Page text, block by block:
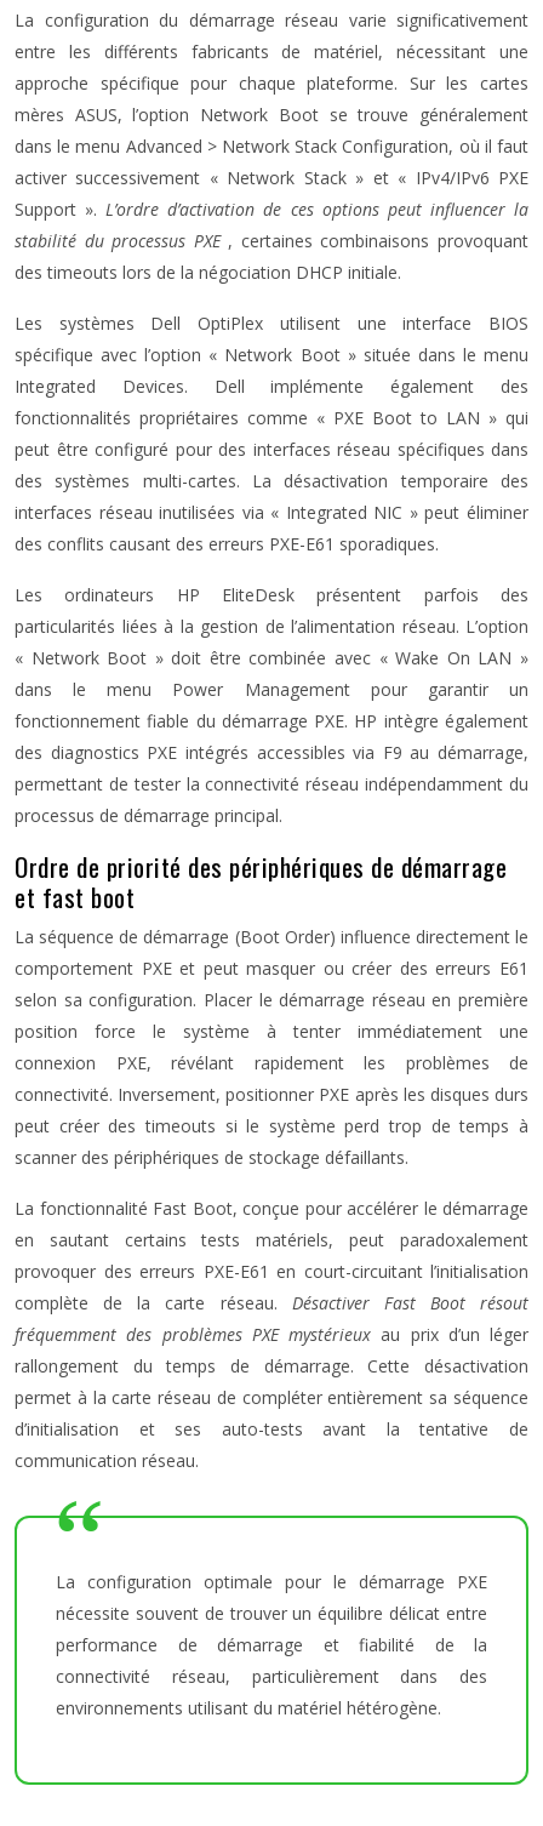
La configuration du démarrage réseau varie significativement
entre les différents fabricants de matériel, nécessitant une
approche spécifique pour chaque plateforme. Sur les cartes
mères ASUS, l’option Network Boot se trouve généralement
dans le menu Advanced > Network Stack Configuration, où il faut
activer successivement « Network Stack » et « IPv4/IPv6 PXE
Support ».L’ordre d’activation de ces options peut influencer la
stabilité du processus PXE , certaines combinaisons provoquant
des timeouts lors de la négociation DHCP initiale.
Les systèmes Dell OptiPlex utilisent une interface BIOS
spécifique avec l’option « Network Boot » située dans le menu
Integrated Devices. Dell implémente également des
fonctionnalités propriétaires comme « PXE Boot to LAN » qui
peut être configuré pour des interfaces réseau spécifiques dans
des systèmes multi-cartes. La désactivation temporaire des
interfaces réseau inutilisées via « Integrated NIC » peut éliminer
des conflits causant des erreurs PXE-E61 sporadiques.
Les ordinateurs HP EliteDesk présentent parfois des
particularités liées à la gestion de l’alimentation réseau. L’option
« Network Boot » doit être combinée avec « Wake On LAN »
dans le menu Power Management pour garantir un
fonctionnement fiable du démarrage PXE. HP intègre également
des diagnostics PXE intégrés accessibles via F9 au démarrage,
permettant de tester la connectivité réseau indépendamment du
processus de démarrage principal.
Ordre de priorité des périphériques de démarrage
et fast boot
La séquence de démarrage (Boot Order) influence directement le
comportement PXE et peut masquer ou créer des erreurs E61
selon sa configuration. Placer le démarrage réseau en première
position force le système à tenter immédiatement une
connexion PXE, révélant rapidement les problèmes de
connectivité. Inversement, positionner PXE après les disques durs
peut créer des timeouts si le système perd trop de temps à
scanner des périphériques de stockage défaillants.
La fonctionnalité Fast Boot, conçue pour accélérer le démarrage
en sautant certains tests matériels, peut paradoxalement
provoquer des erreurs PXE-E61 en court-circuitant l’initialisation
complète de la carte réseau. Désactiver Fast Boot résout
fréquemment des problèmes PXE mystérieux au prix d’un léger
rallongement du temps de démarrage. Cette désactivation
permet à la carte réseau de compléter entièrement sa séquence
d’initialisation et ses auto-tests avant la tentative de
communication réseau.
La configuration optimale pour le démarrage PXE
nécessite souvent de trouver un équilibre délicat entre
performance de démarrage et fiabilité de la
connectivité réseau, particulièrement dans des
environnements utilisant du matériel hétérogène.